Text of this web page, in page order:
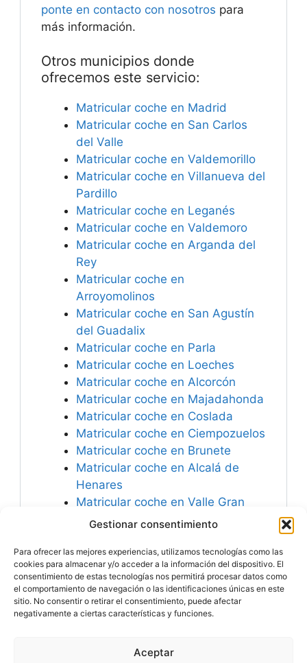
Gestionar consentimiento
Para ofrecer las mejores experiencias, utilizamos tecnologías como las
cookies para almacenar y/o acceder a la información del dispositivo. El
consentimiento de estas tecnologías nos permitirá procesar datos como
el comportamiento de navegación o las identificaciones únicas en este
sitio. No consentir o retirar el consentimiento, puede afectar
negativamente a ciertas características y funciones.
Aceptar
ponte en contacto con nosotros para
más información.
Otros municipios donde
ofrecemos este servicio:
Matricular coche en Madrid
Matricular coche en San Carlos
del Valle
Matricular coche en Valdemorillo
Matricular coche en Villanueva del
Pardillo
Matricular coche en Leganés
Matricular coche en Valdemoro
Matricular coche en Arganda del
Rey
Matricular coche en
Arroyomolinos
Matricular coche en San Agustín
del Guadalix
Matricular coche en Parla
Matricular coche en Loeches
Matricular coche en Alcorcón
Matricular coche en Majadahonda
Matricular coche en Coslada
Matricular coche en Ciempozuelos
Matricular coche en Brunete
Matricular coche en Alcalá de
Henares
Matricular coche en Valle Gran
Rey
Matricular coche en Tres Cantos
Importación.